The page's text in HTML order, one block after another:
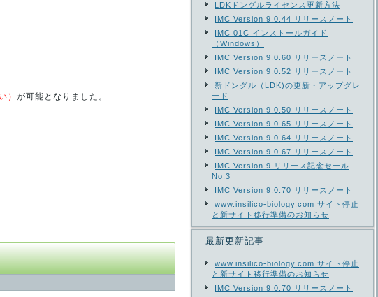
） が可能となりました。
LDKドングルライセンス更新方法
IMC Version 9.0.44 リリースノート
IMC 01C インストールガイド
（Windows）
IMC Version 9.0.60 リリースノート
IMC Version 9.0.52 リリースノート
新ドングル（LDK)の更新・アップグレ
ード
IMC Version 9.0.50 リリースノート
IMC Version 9.0.65 リリースノート
IMC Version 9.0.64 リリースノート
IMC Version 9.0.67 リリースノート
IMC Version 9 リリース記念セール
No.3
IMC Version 9.0.70 リリースノート
www.insilico-biology.com サイト停止
と新サイト移行準備のお知らせ
最新更新記事
www.insilico-biology.com サイト停止
と新サイト移行準備のお知らせ
IMC Version 9.0.70 リリースノート